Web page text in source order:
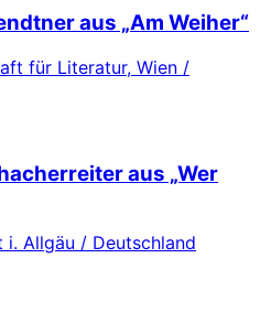
aus „Am Weiher“
für Literatur, Wien /
aus „Wer
i. Allgäu / Deutschland